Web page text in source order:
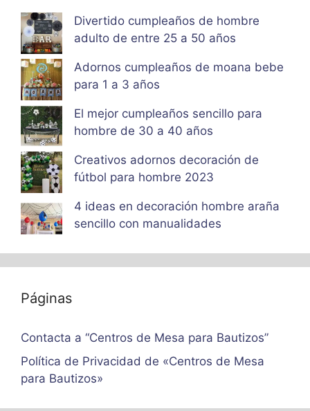
Divertido cumpleaños de hombre
adulto de entre 25 a 50 años
Adornos cumpleaños de moana bebe
para 1 a 3 años
El mejor cumpleaños sencillo para
hombre de 30 a 40 años
Creativos adornos decoración de
fútbol para hombre 2023
4 ideas en decoración hombre araña
sencillo con manualidades
Páginas
Contacta a “Centros de Mesa para Bautizos”
Política de Privacidad de «Centros de Mesa
para Bautizos»